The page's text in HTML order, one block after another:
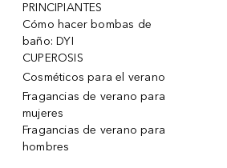
PRINCIPIANTES
Cómo hacer bombas de
baño: DYI
CUPEROSIS
Cosméticos para el verano
Fragancias de verano para
mujeres
Fragancias de verano para
hombres